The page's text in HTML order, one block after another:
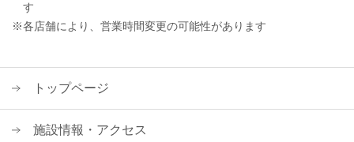
す
※各店舗により、営業時間変更の可能性があります
トップページ
施設情報・アクセス